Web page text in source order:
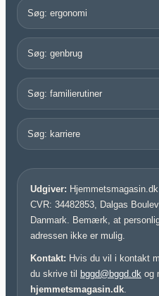
Søg: ergonomi
Søg: genbrug
Søg: familierutiner
Søg: karriere
Udgiver:
CVR: 34482853, Dalgas
Danmark. Bemærk, at
adressen ikke er mulig.
Kontakt: Hvis du vil i kontakt
du skrive til
bggd@bggd.dk og
hjemmetsmagasin.dk.